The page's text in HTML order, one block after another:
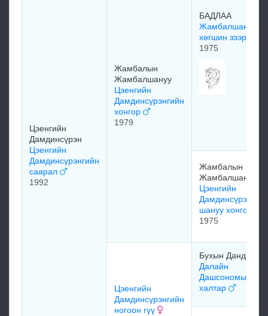
Цэенгийн
Дамдинсүрэн
Цэенгийн
Дамдинсүрэнгийн
саарал
1992
Жамбалын
Жамбалшануу
Цэенгийн
Дамдинсүрэнгийн
хонгор
1979
БАДЛАА
хөгшин зээрд
1975
Жамбалын
Жамбалшануу
Цэенгийн
шануу хонгор
1975
Цэенгийн
Дамдинсүрэнгийн
ногоон гүү
Бухын Дандигай
Далайн
Дашсономын
халтар